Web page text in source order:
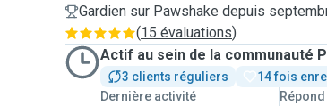
Gardien sur Pawshake depuis
(15 évaluations)
Actif au sein de la communauté
3 clients réguliers
14 fois
Dernière activité